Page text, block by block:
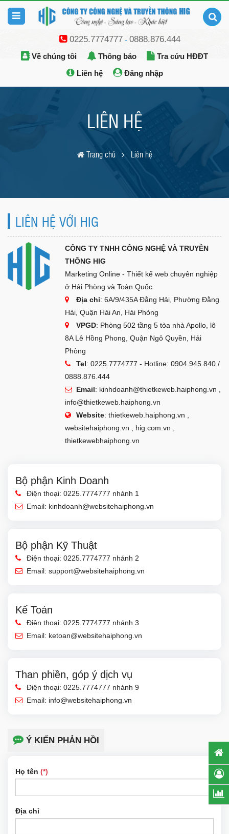
0225.7774777- 0888.876.444
Về chúng tôi Thông báo
Tra cứu HĐĐT
Liên hệ
Đăng nhập
LIÊN HỆ
Trang chủ Liên hệ
LIÊN HỆ VỚI HIG
CÔNG TY TNHH CÔNG NGHỆ VÀ TRUYỀN
THÔNG HIG
Marketing Online - Thiết kế web chuyên nghiệp
ở Hải Phòng và Toàn Quốc
Địa chỉ: 6A/9/435A Đằng Hải, Phường Đằng
Hải, Quận Hải An, Hải Phòng
VPGD: Phòng 502 tầng 5 tòa nhà Apollo, lô
8A Lê Hồng Phong, Quận Ngô Quyền, Hải
Phòng
Tel: 0225.7774777 - Hotline: 0904.945.840 /
0888.876.444
Email: kinhdoanh@thietkeweb.haiphong.vn
info@thietkeweb.haiphong.vn
Website: thietkeweb.haiphong.vn ,
websitehaiphong.vn , hig.com.vn ,
thietkewebhaiphong.vn
Bộ phận Kinh Doanh
Điện thoại: 0225.7774777 nhánh 1
Email: kinhdoanh@websitehaiphong.vn
Bộ phận Kỹ Thuật
Điện thoại: 0225.7774777 nhánh 2
Email: support@websitehaiphong.vn
Kế Toán
Điện thoại: 0225.7774777 nhánh 3
Email: ketoan@websitehaiphong.vn
Than phiền, góp ý dịch vụ
Điện thoại: 0225.7774777 nhánh 9
Email: info@websitehaiphong.vn
Ý KIẾN PHẢN HỒI
Họ tên (*)
Địa chỉ